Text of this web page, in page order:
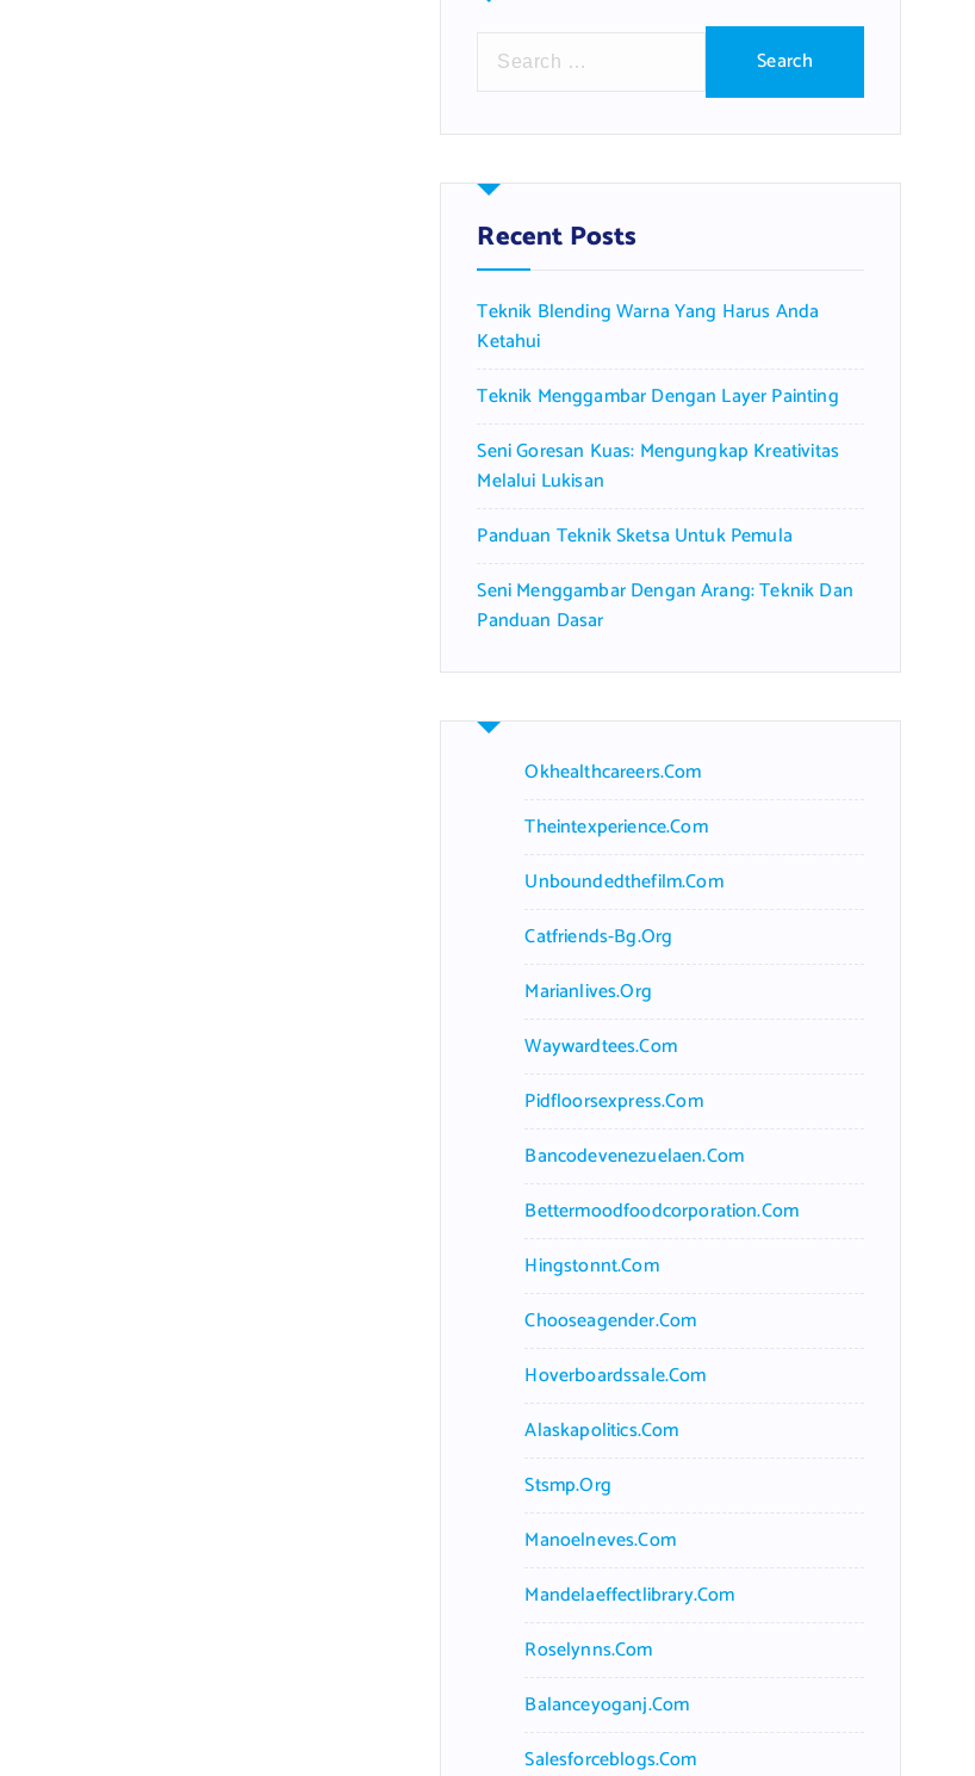
r
h
f
o
:
Recent Posts
Teknik Blending Warna Yang Harus Anda
Ketahui
Teknik Menggambar Dengan Layer Painting
Seni Goresan Kuas: Mengungkap Kreativitas
Melalui Lukisan
Panduan Teknik Sketsa Untuk Pemula
Seni Menggambar Dengan Arang: Teknik Dan
Panduan Dasar
Okhealthcareers.com
Theintexperience.com
Unboundedthefilm.com
Catfriends-Bg.org
Marianlives.org
Waywardtees.com
Pidfloorsexpress.com
Bancodevenezuelaen.com
Bettermoodfoodcorporation.com
Hingstonnt.com
Chooseagender.com
Hoverboardssale.com
Alaskapolitics.com
Stsmp.org
Manoelneves.com
Mandelaeffectlibrary.com
Roselynns.com
Balanceyoganj.com
Salesforceblogs.com